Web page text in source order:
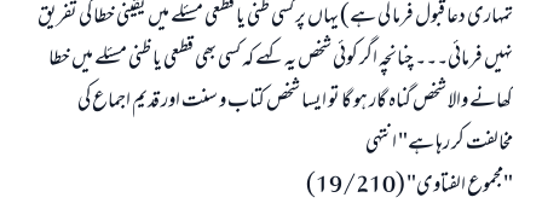
تمہاری دعا قبول فرما لی ہے) یہاں پر کسی ظنی یا قطعی مسئلے میں یقینی خطا کی تفریق
نہیں فرمائی۔۔۔ چنانچہ اگر کوئی شخص یہ کہے کہ کسی بھی قطعی یا ظنی مسئلے میں خطا
کھانے والا شخص گناہ گار ہو گا تو ایسا شخص کتاب و سنت اور قدیم اجماع کی
مخالفت کر رہا ہے" انتہی
"مجموع الفتاوى" (19/210)